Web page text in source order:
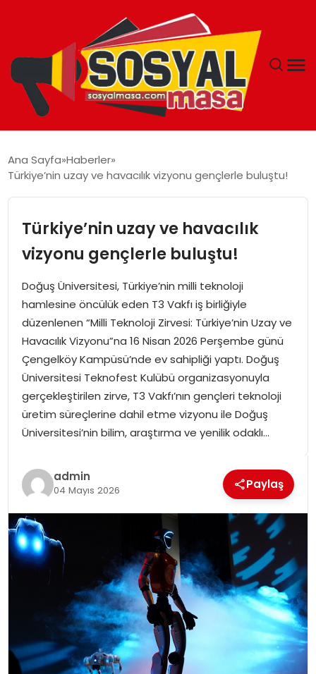
EKONOMI
GÜNCEL
TEKNOLOJI
EĞITIM
GÜNDEM
MAGAZIN
Ana Sayfa Haberler
Türkiye’nin uzay ve havacılık vizyonu gençlerle buluştu!
Türkiye’nin uzay ve havacılık
vizyonu gençlerle buluştu!
Doğuş Üniversitesi, Türkiye’nin milli teknoloji
hamlesine öncülük eden T3 Vakfı iş birliğiyle
düzenlenen “Milli Teknoloji Zirvesi: Türkiye’nin Uzay ve
Havacılık Vizyonu”na 16 Nisan 2026 Perşembe günü
Çengelköy Kampüsü’nde ev sahipliği yaptı. Doğuş
Üniversitesi Teknofest Kulübü organizasyonuyla
gerçekleştirilen zirve, T3 Vakfı’nın gençleri teknoloji
üretim süreçlerine dahil etme vizyonu ile Doğuş
Üniversitesi’nin bilim, araştırma ve yenilik odaklı…
admin
04 Mayıs 2026 Paylaş